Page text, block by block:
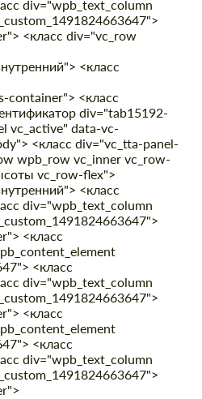
div="wpb_text_column
<класс div="vc_row
<класс
container"> <класс
div="tab15192-
vc_active" data-vc-
<класс div="vc_tta-panel-
wpb_row vc_inner vc_row-
vc_row-flex">
<класс
div="wpb_text_column
<класс
<класс
div="wpb_text_column
<класс
<класс
div="wpb_text_column